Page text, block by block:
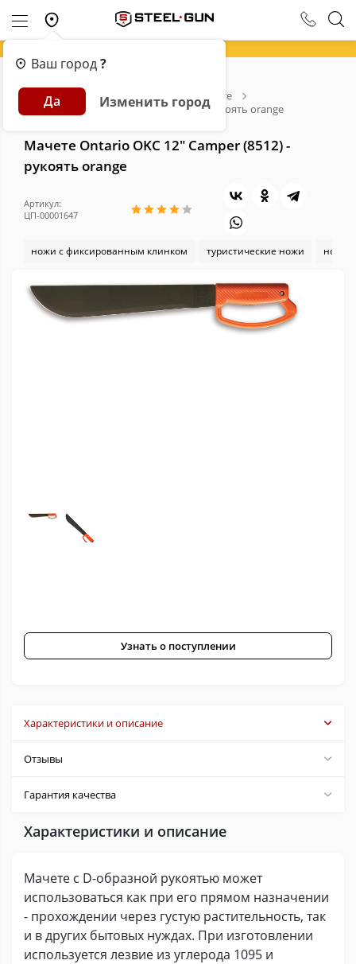
Ваш город?
Да Изменить город
Главная Каталог
Мачете
Мачете Ontario OKC 12" Camper (8512) - рукоять orange
Мачете Ontario OKC 12" Camper (8512) -
рукоять orange
Артикул:
ЦП-00001647
ножи с фиксированным клинком туристические ножи ножи
Узнать о поступлении
Характеристики и описание
Отзывы
Гарантия качества
Характеристики и описание
Мачете с D-образной рукоятью может
использоваться как при его прямом назначении
- прохождении через густую растительность, так
и в других бытовых нуждах. При изготовлении
используется лезвие из углерода 1095 и